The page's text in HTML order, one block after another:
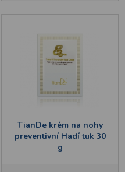
TianDe krém na nohy
preventivní Hadí tuk 30
g